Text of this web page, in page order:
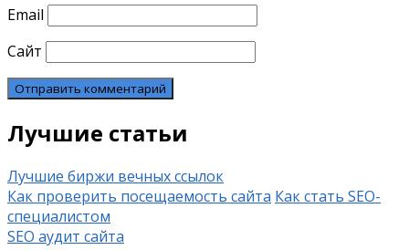
Email
Сайт
Лучшие статьи
Лучшие биржи вечных ссылок
Как проверить посещаемость сайта Как стать SEO-
специалистом
SEO аудит сайта